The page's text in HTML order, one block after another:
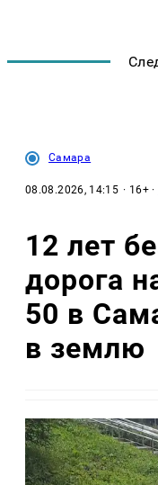
Самара
08.08.2026, 14:15 · 16+ ·
12 лет
дорога
50 в
в землю